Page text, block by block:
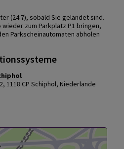
(24:7), sobald Sie gelandet sind.
zum Parkplatz P1 bringen,
Parkscheinautomaten abholen
1118 CP Schiphol, Niederlande